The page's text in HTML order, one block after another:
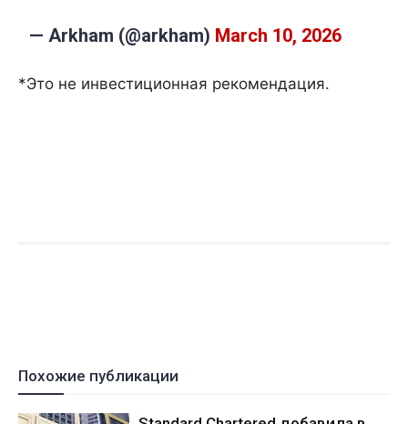
— Arkham (@arkham) March 10, 2026
*Это не инвестиционная рекомендация.
Похожие публикации